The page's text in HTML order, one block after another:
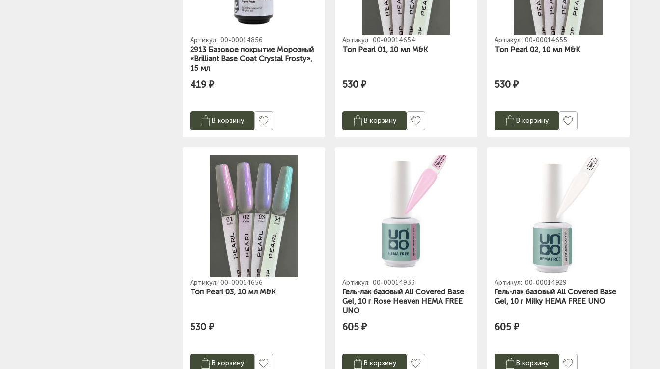
Артикул: 00-00014856
2913 Базовое покрытие Морозный
«Вrilliant Base Coat Crystal Frosty»,
15 мл
419 ₽
В корзину
Артикул: 00-00014654
Топ Pearl 01, 10 мл M&K
530 ₽
В корзину
Артикул: 00-00014655
Топ Pearl 02, 10 мл M&K
530 ₽
В корзину
Артикул: 00-00014656
Топ Pearl 03, 10 мл M&K
530 ₽
В корзину
Артикул: 00-00014933
Гель-лак базовый All Covered Base
Gel, 10 г Rose Heaven HEMA FREE
UNO
605 ₽
В корзину
Артикул: 00-00014929
Гель-лак базовый All Covered Base
Gel, 10 г Milky HEMA FREE UNO
605 ₽
В корзину